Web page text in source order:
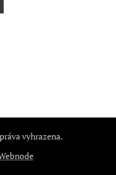
vyhrazena.